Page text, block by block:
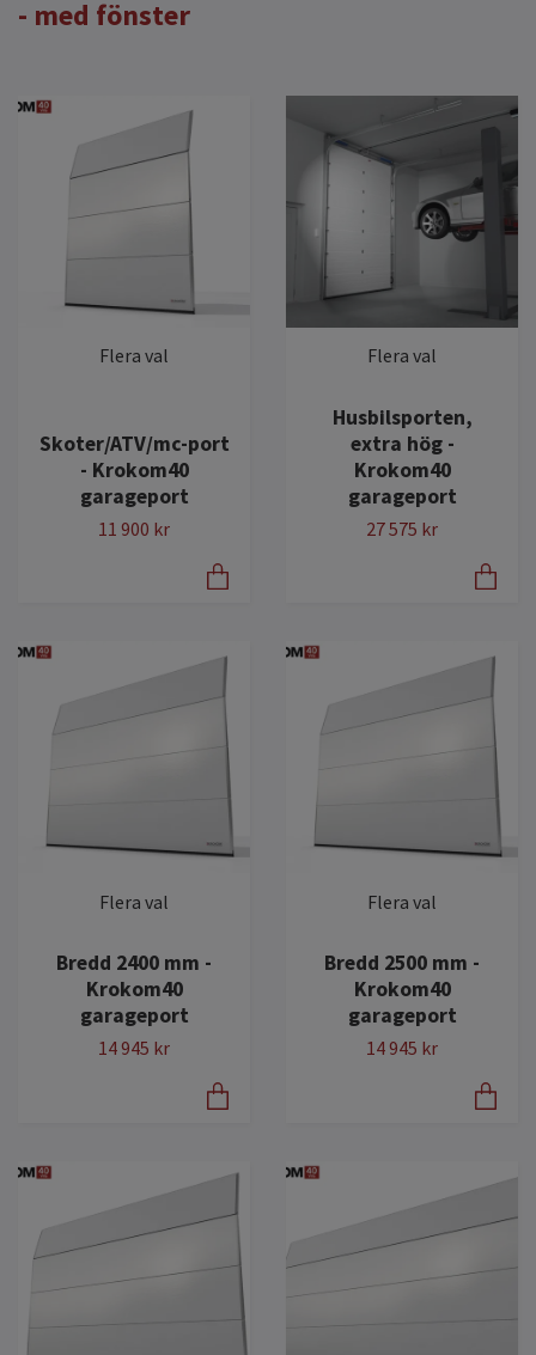
- med fönster
Flera val
Skoter/ATV/mc-port
- Krokom40
garageport
11 900 kr
Flera val
Husbilsporten,
extra hög -
Krokom40
garageport
27 575 kr
Flera val
Bredd 2400 mm -
Krokom40
garageport
14 945 kr
Flera val
Bredd 2500 mm -
Krokom40
garageport
14 945 kr